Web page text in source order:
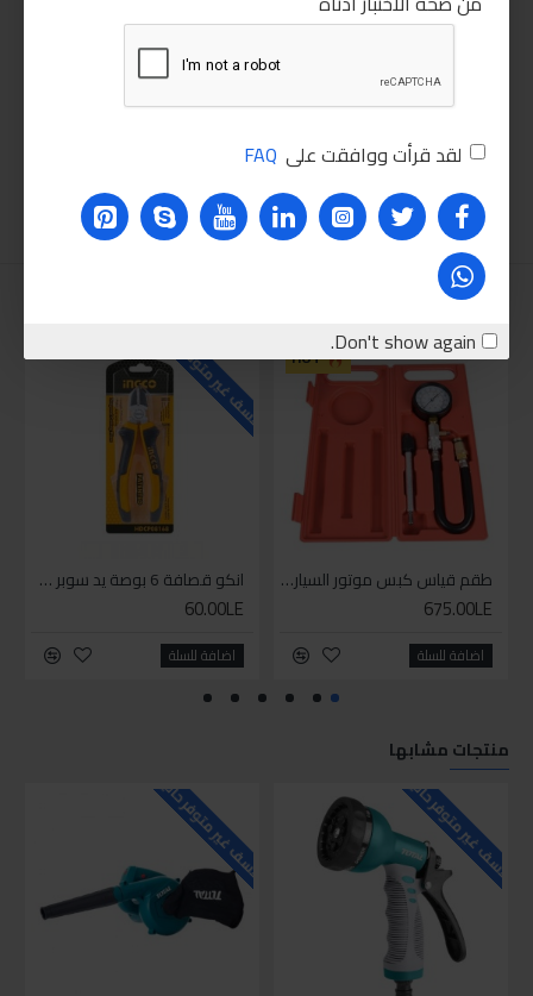
لقد قرأت ووافقت على FAQ
Don't show again.
نقترحه عليك
HOT
طقم قياس كبس موتور السياره 3 ق
675.00LE
اضافة للسلة
للاسف غير متوفر حاليا
انكو قصافة 6 بوصة يد سوبر وان
60.00LE
اضافة للسلة
منتجات مشابها
للاسف غير متوفر حاليا للاسف غير متوفر حاليا